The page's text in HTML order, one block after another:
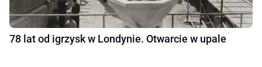
78 lat od igrzysk w Londynie. Otwarcie w upale